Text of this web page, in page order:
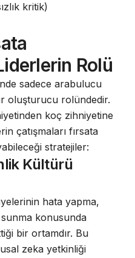
kritik)
Rolü
sadece arabulucu
oluşturucu rolündedir.
koç zihniyetine
çatışmaları fırsata
stratejiler:
Kültürü
hata yapma,
konusunda
bir ortamdır. Bu
zeka yetkinliği